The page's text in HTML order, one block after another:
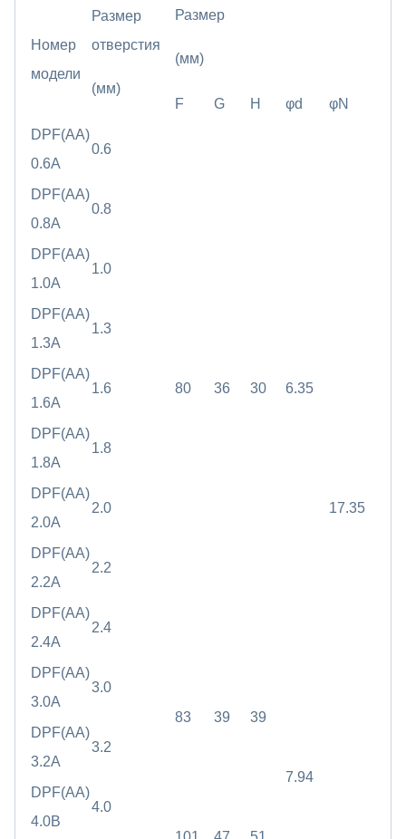
Номер
модели
Размер
отверстия
(мм)
Размер
(мм)
F G H φd
φN
DPF(AA)
0.6A
0.6
80 36 30 6.35
17.35
DPF(AA)
0.8A
0.8
DPF(AA)
1.0A
1.0
DPF(AA)
1.3A
1.3
DPF(AA)
1.6A
1.6
DPF(AA)
1.8A
1.8
DPF(AA)
2.0A
2.0
DPF(AA)
2.2A
2.2
DPF(AA)
2.4A
2.4
DPF(AA)
3.0A
3.0
83
39 39
7.94
DPF(AA)
3.2A
3.2
DPF(AA)
4.0B
4.0